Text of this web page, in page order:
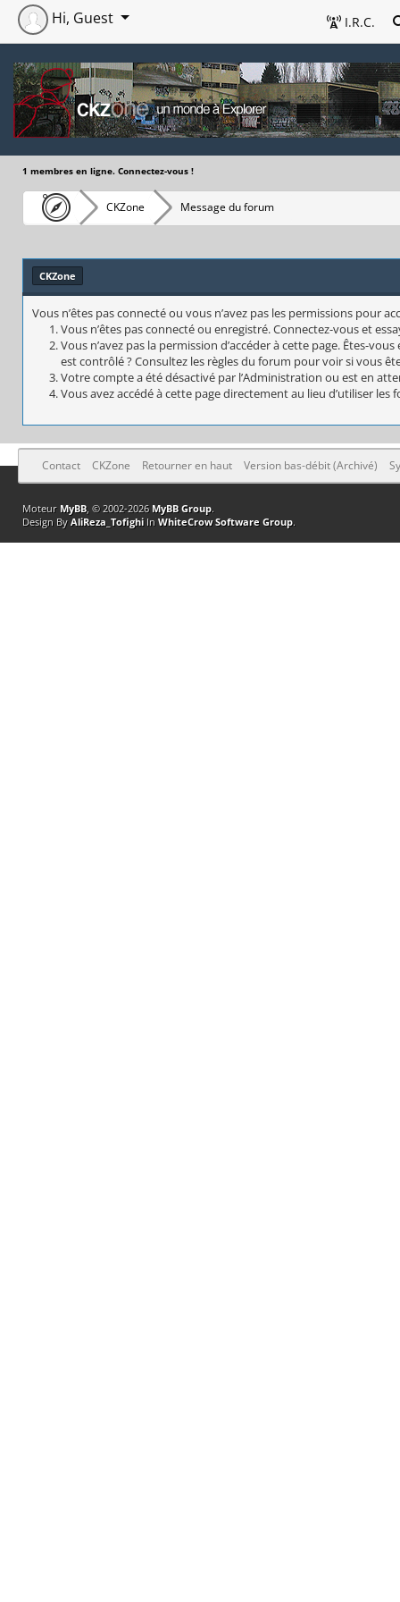
I.R.C.
Hi, Guest
1 membres en ligne. Connectez-vous !
CKZone Message du forum
CKZone
Vous n’êtes pas connecté ou vous n’avez pas les permissions pour
Vous n’êtes pas connecté ou enregistré. Connectez-vous et
Vous n’avez pas la permission d’accéder à cette page. Êtes-
est contrôlé ? Consultez les règles du forum pour voir si vous
Votre compte a été désactivé par l’Administration ou est en
Vous avez accédé à cette page directement au lieu d’utiliser
Contact CKZone Retourner en haut Version bas-débit (Archivé)
Moteur MyBB, © 2002-2026 MyBB Group.
Design By AliReza_TofighiIn WhiteCrow Software Group.